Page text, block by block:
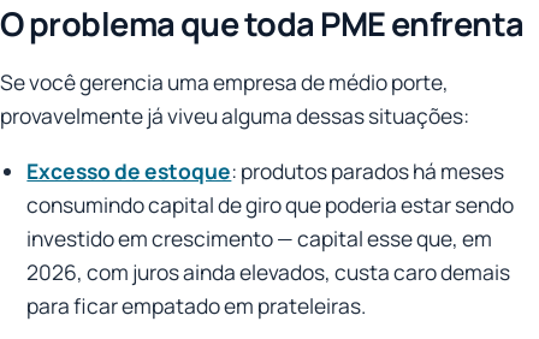
O problema que toda PME enfrenta
Se você gerencia uma empresa de médio porte,
provavelmente já viveu alguma dessas situações:
Excesso de estoque: produtos parados há meses
consumindo capital de giro que poderia estar sendo
investido em crescimento — capital esse que, em
2026, com juros ainda elevados, custa caro demais
para ficar empatado em prateleiras.